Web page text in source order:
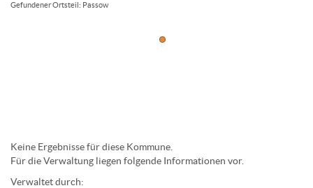
Gefundener Ortsteil: Passow
Keine Ergebnisse für diese Kommune.
Für die Verwaltung liegen folgende Informationen vor.
Verwaltet durch: